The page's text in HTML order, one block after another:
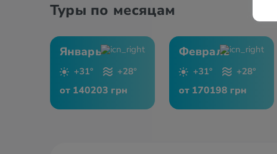
Туры по месяцам
Январь
+31° +28°
от 140203 грн
Февраль
+31° +28°
от 170198 грн